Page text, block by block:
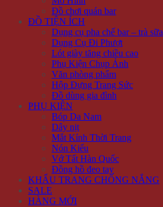
Đồ chơi quán bar
ĐỒ TIỆN ÍCH
Dụng cụ pha chế bar – trà sữa
Dụng Cụ Đi Phượt
Lót giày tăng chiều cao
Phụ Kiện Chụp Ảnh
Văn phòng phẩm
Hộp Đựng Trang Sức
Đồ dùng gia đình
PHỤ KIỆN
Bóp Da Nam
Dây nịt
Mắt Kính Thời Trang
Nón Kiểu
Vớ Tất Hàn Quốc
Đồng hồ đeo tay
KHẨU TRANG CHỐNG NẮNG
SALE
HÀNG MỚI